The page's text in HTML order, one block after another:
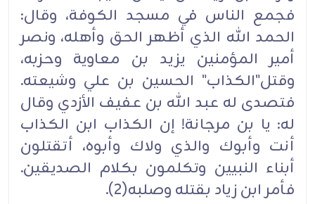
فجمع الناس في مسجد الكوفة، وقال:
الحمد الله الذي أظهر الحق وأهله، ونصر
أمير المؤمنين يزيد بن معاوية وحزبه،
وقتل"الكذاب" الحسين بن علي وشيعته.
فتصدى له عبد الله بن عفيف الأزدي وقال
له: يا بن مرجانة! إن الكذاب ابن الكذاب
أنت وأبوك والذي ولاك وأبوه، أتقتلون
أبناء النبيين وتكلمون بكلام الصديقين.
فأمر ابن زياد بقتله وصلبه(2).